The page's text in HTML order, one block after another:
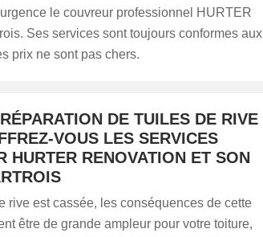
le couvreur professionnel HURTER
Ses services sont toujours conformes aux
prix ne sont pas chers.
DE TUILES DE RIVE
VOUS LES SERVICES
HURTER RENOVATION ET SON
rive est cassée, les conséquences de cette
être de grande ampleur pour votre toiture,